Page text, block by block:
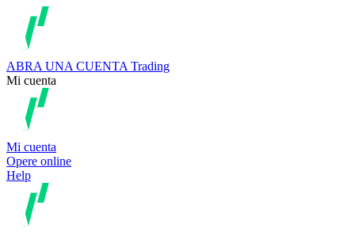
ABRA UNA CUENTA Trading
Mi cuenta
Mi cuenta
Opere online
Help